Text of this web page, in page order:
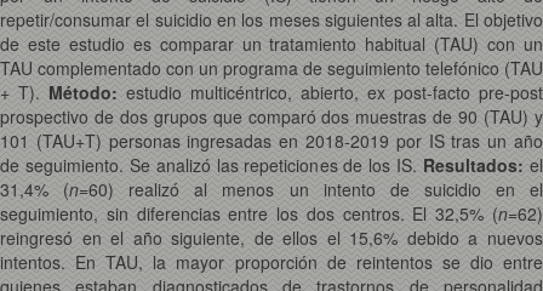
repetir/consumar el suicidio en los meses siguientes al alta. El objetivo
de este estudio es comparar un tratamiento habitual (TAU) con un
TAU complementado con un programa de seguimiento telefónico (TAU
+ T). Método: estudio multicéntrico, abierto, ex post-facto pre-post
prospectivo de dos grupos que comparó dos muestras de 90 (TAU) y
101 (TAU+T) personas ingresadas en 2018-2019 por IS tras un año
de seguimiento. Se analizó las repeticiones de los IS. Resultados:el
31,4% (n=60) realizó al menos un intento de suicidio en el
seguimiento, sin diferencias entre los dos centros. El 32,5% (n=62)
reingresó en el año siguiente, de ellos el 15,6% debido a nuevos
intentos. En TAU, la mayor proporción de reintentos se dio entre
quienes estaban diagnosticados de trastornos de personalidad